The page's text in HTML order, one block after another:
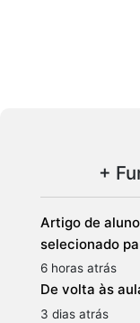
+
Artigo de
selecionado
6 horas atrás
De volta às
3 dias atrás